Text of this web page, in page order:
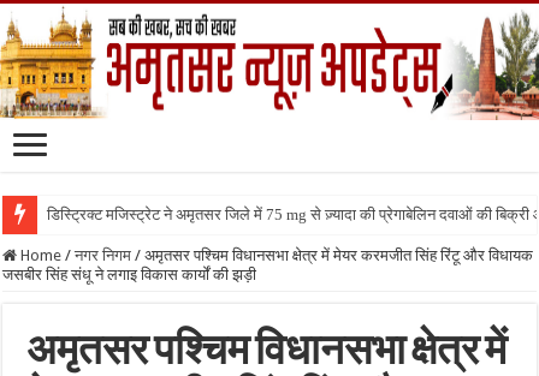
डिस्ट्रिक्ट मजिस्ट्रेट ने अमृतसर जिले में 75 mg से ज़्यादा की प्रेगाबेलिन दवाओं की
Home / नगर निगम / अमृतसर पश्चिम विधानसभा क्षेत्र में मेयर करमजीत सिंह रिंटू और विधायक
जसबीर सिंह संधू ने लगाइ विकास कार्यों की झड़ी
अमृतसर पश्चिम विधानसभा क्षेत्र में